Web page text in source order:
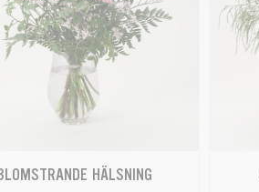
HÄLSNING